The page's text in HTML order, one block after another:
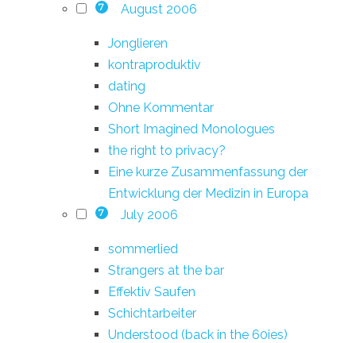
7 August 2006
Jonglieren
kontraproduktiv
dating
Ohne Kommentar
Short Imagined Monologues
the right to privacy?
Eine kurze Zusammenfassung der
Entwicklung der Medizin in Europa
7 July 2006
sommerlied
Strangers at the bar
Effektiv Saufen
Schichtarbeiter
Understood (back in the 60ies)